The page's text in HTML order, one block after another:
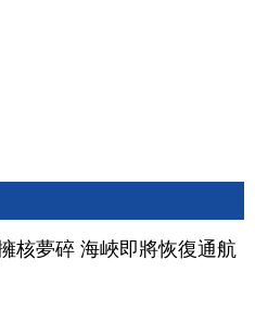
核夢碎 海峽即將恢復通航